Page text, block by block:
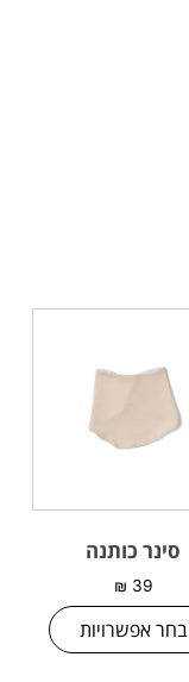
סינר כותנה
₪ 39
בחר אפשרויות